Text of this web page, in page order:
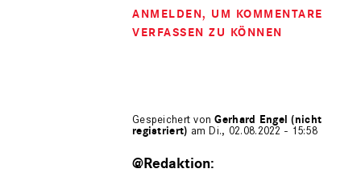
ANMELDEN, UM KOMMENTARE
VERFASSEN ZU KÖNNEN
Gespeichert vonGerhard Engel (nicht
registriert) am Di., 02.08.2022 - 15:58
auf
@Redaktion: